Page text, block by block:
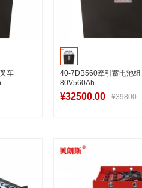
车
40-7DB560牵引蓄电池
80V560Ah
¥32500.00 ¥39800